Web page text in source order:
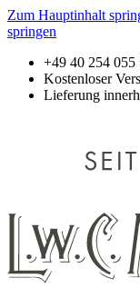
Zum Hauptinhalt
springen
+49 40 254 055
Kostenloser
Lieferung